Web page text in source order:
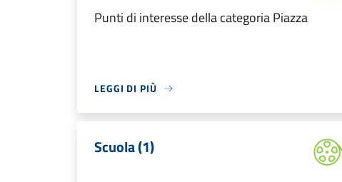
Punti di interesse della categoria Piazza
LEGGI DI PIÙ
Scuola (1)